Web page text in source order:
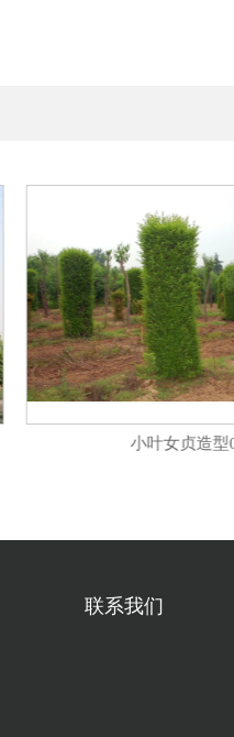
小叶女贞造型
联系我们